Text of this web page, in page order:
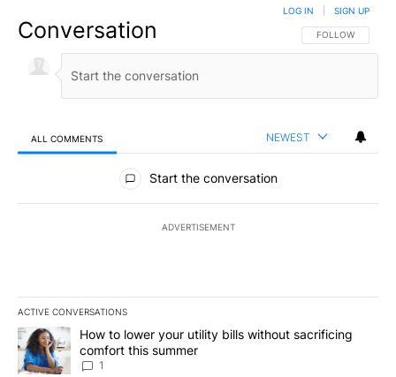
Conversation FOLLOW THIS
FOLLOW
LOG IN SIGN UP
ALL COMMENTS NEWEST
All Comments
Start the conversation
ADVERTISEMENT
ACTIVE CONVERSATIONS
The following is a list of the most commented articles in the last
A trending article titled "How to lower your utility bills without
How to lower your utility bills without sacrificing
comfort this summer
1